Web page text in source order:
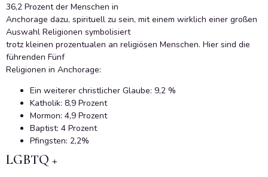
36,2 Prozent der Menschen in
Anchorage dazu, spirituell zu sein, mit einem wirklich einer großen
Auswahl Religionen symbolisiert
trotz kleinen prozentualen an religiösen Menschen. Hier sind die
führenden Fünf
Religionen in Anchorage:
Ein weiterer christlicher Glaube: 9,2 %
Katholik: 8,9 Prozent
Mormon: 4,9 Prozent
Baptist: 4 Prozent
Pfingsten: 2,2%
LGBTQ +